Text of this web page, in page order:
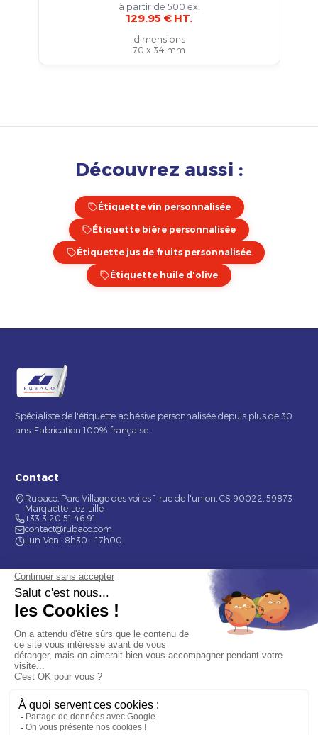
à partir de 500 ex.
129.95 € HT.
dimensions
70 x 34 mm
Découvrez aussi :
Étiquette vin personnalisée
Étiquette bière personnalisée
Étiquette jus de fruits personnalisée
Étiquette huile d'olive
Spécialiste de l'étiquette adhésive personnalisée depuis plus de 30
ans. Fabrication 100% française.
Contact
Rubaco, Parc Village des voiles 1 rue de l'union, CS 90022, 59873
Marquette-Lez-Lille
+33 3 20 51 46 91
contact@rubaco.com
Lun-Ven : 8h30 – 17h00
Nos services
Étiquette alimentaire
Étiquette de bouteilles
Informations
Mentions légales
À propos
Nous contacter